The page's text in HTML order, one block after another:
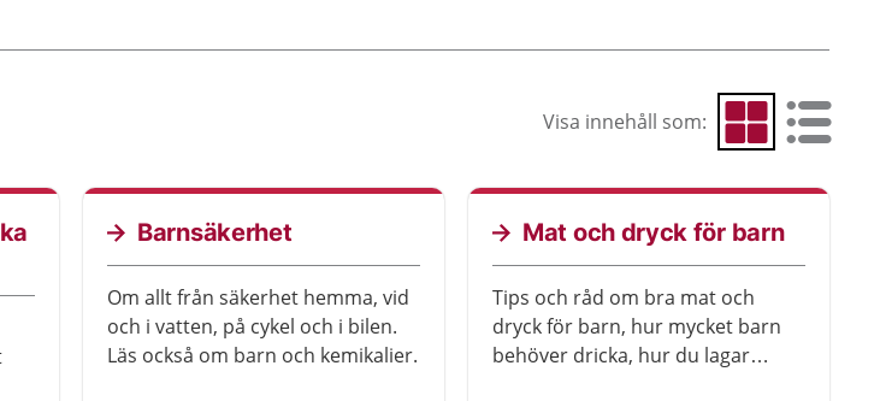
Visa innehåll som: Visa som rutnät
Visa som
Barnsäkerhet
Om allt från säkerhet hemma, vid
och i vatten, på cykel och i bilen.
Läs också om barn och kemikalier.
Mat och dryck för barn
Tips och råd om bra mat och
dryck för barn, hur mycket barn
behöver dricka, hur du lagar